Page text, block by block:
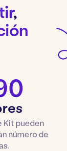
,
Kit pueden
número de